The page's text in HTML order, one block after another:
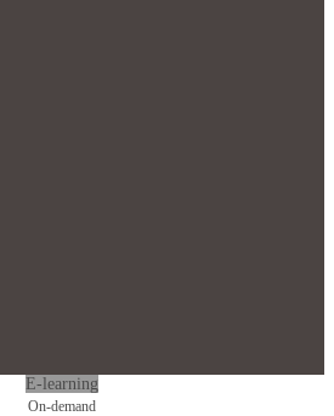
E-learning
On-demand